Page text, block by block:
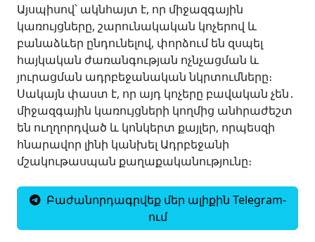
Այսպիսով՝ ակնհայտ է, որ միջազգային
կառույցները, շարունակական կոչերով և
բանաձևեր ընդունելով, փորձում են զսպել
հայկական ժառանգության ոչնչացման և
յուրացման ադրբեջանական նկրտումները։
Սակայն փաստ է, որ այդ կոչերը բավական չեն․
միջազգային կառույցների կողմից անհրաժեշտ
են ուղղորդված և կոնկերտ քայլեր, որպեսզի
հնարավոր լինի կանխել Ադրբեջանի
մշակութասպան քաղաքականությունը։
Բաժանորդագրվեք մեր ալիքին Telegram-
ում